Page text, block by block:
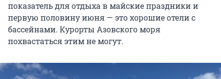
показатель для отдыха в майские праздники и
первую половину июня — это хорошие отели с
бассейнами. Курорты Азовского моря
похвастаться этим не могут.